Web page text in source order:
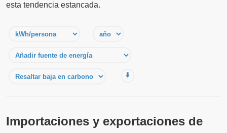
esta tendencia estancada.
⬇️
Importaciones y exportaciones de